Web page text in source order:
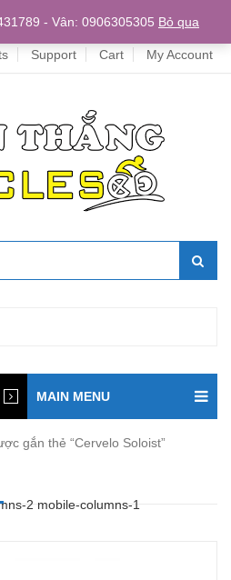
Home
Support Cart My Account
MAIN MENU
gắn thẻ “Cervelo Soloist”
2 mobile-columns-1
- Vân: 0906305305 Bỏ qua